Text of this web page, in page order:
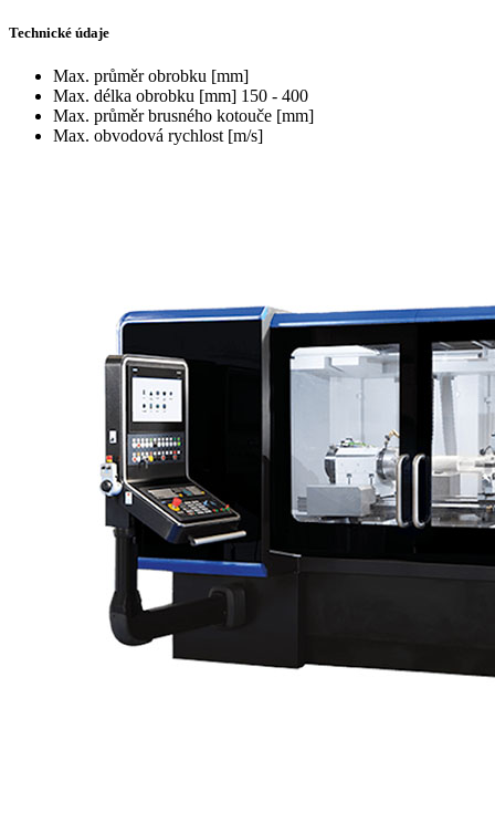
Technické údaje
Max. průměr obrobku [mm]
Max. délka obrobku [mm] 150 - 400
Max. průměr brusného kotouče [mm]
Max. obvodová rychlost [m/s]